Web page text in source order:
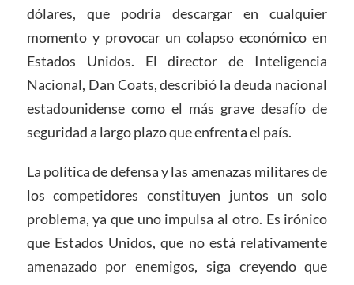
dólares, que podría descargar en cualquier
momento y provocar un colapso económico en
Estados Unidos. El director de Inteligencia
Nacional, Dan Coats, describió la deuda nacional
estadounidense como el más grave desafío de
seguridad a largo plazo que enfrenta el país.
La política de defensa y las amenazas militares de
los competidores constituyen juntos un solo
problema, ya que uno impulsa al otro. Es irónico
que Estados Unidos, que no está relativamente
amenazado por enemigos, siga creyendo que